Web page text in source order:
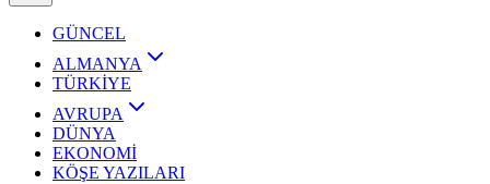
GÜNCEL
ALMANYA
TÜRKİYE
AVRUPA
DÜNYA
EKONOMİ
KÖŞE YAZILARI